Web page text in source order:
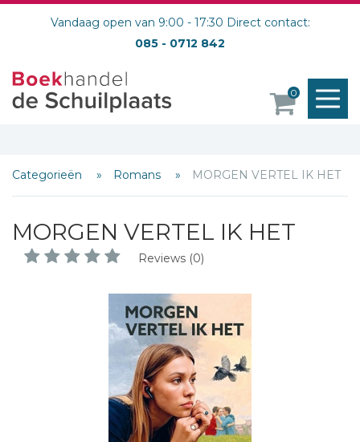
Vandaag open van 9:00 - 17:30 Direct contact:
085 - 0712 842
0
Categorieën Romans MORGEN VERTEL IK HET
MORGEN VERTEL IK HET
Reviews (0)
Schrijf hieronder je review!